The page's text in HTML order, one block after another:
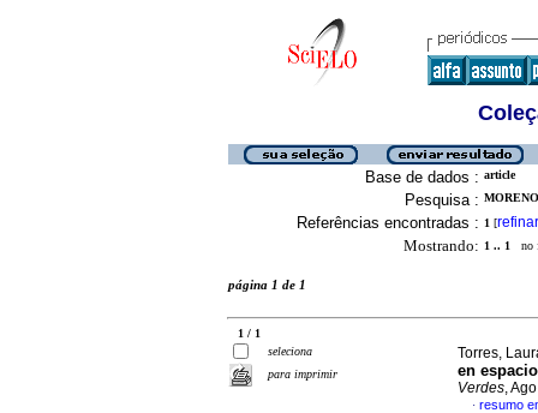
Base de dados : article
Pesquisa :
Referências encontradas : 1 [refinar
Mostrando: 1 .. 1 no
página 1 de 1
1 / 1
seleciona
para imprimir
Torres,
en
Verdes,
· resumo